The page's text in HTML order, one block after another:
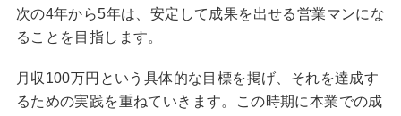
次の4年から5年は、安定して成果を出せる営業マンにな
ることを目指します。
月収100万円という具体的な目標を掲げ、それを達成す
るための実践を重ねていきます。この時期に本業での成